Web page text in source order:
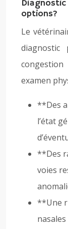
options?
Le
examen
**Des
l’état
**Des
voies
**Une